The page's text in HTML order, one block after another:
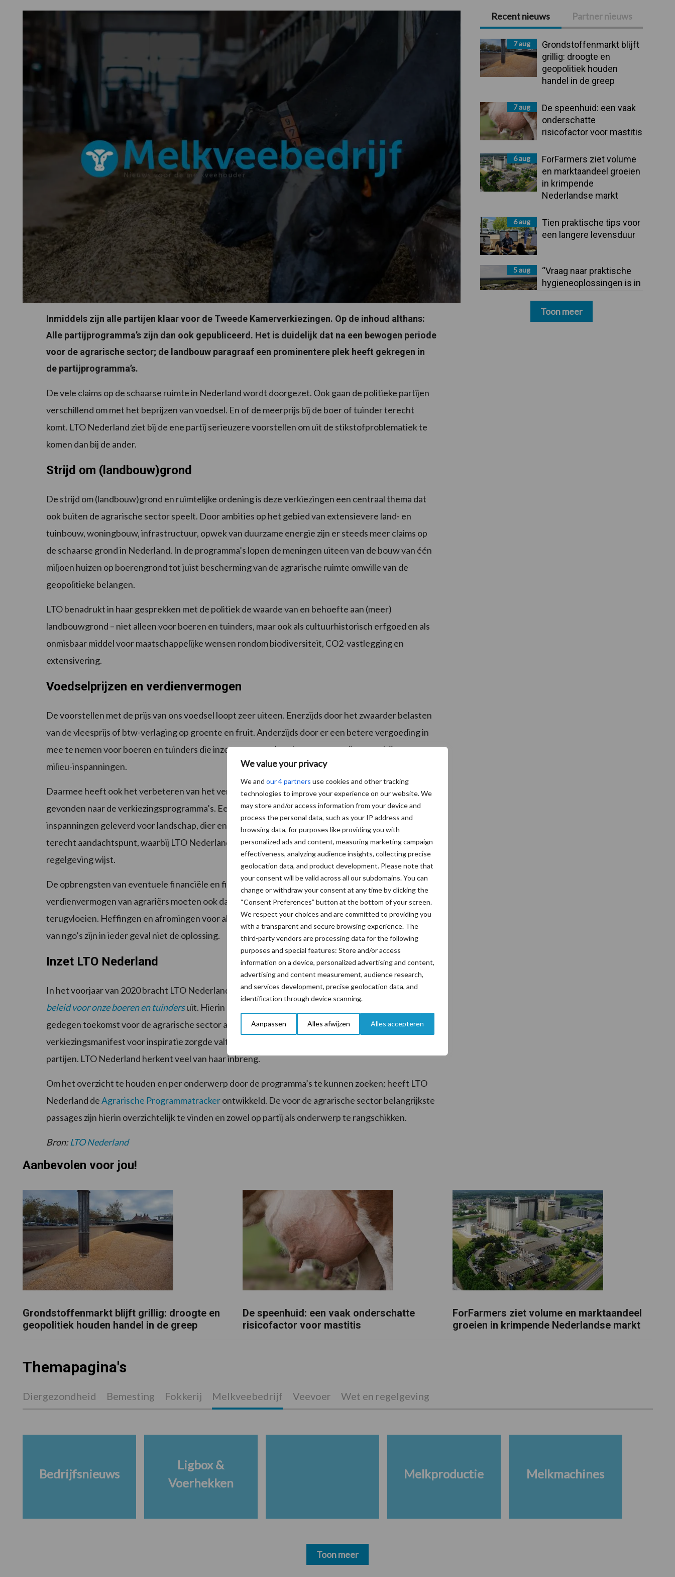
We value your privacy
We and our 4 partners use cookies and other tracking
technologies to improve your experience on our website. We
may store and/or access information from your device and
process the personal data, such as your IP address and
browsing data, for purposes like providing you with
personalized ads and content, measuring marketing campaign
effectiveness, analyzing audience insights, collecting precise
geolocation data, and product development. Please note that
your consent will be valid across all our subdomains. You can
change or withdraw your consent at any time by clicking the
“Consent Preferences” button at the bottom of your screen.
We respect your choices and are committed to providing you
with a transparent and secure browsing experience. The
third-party vendors are processing data for the following
purposes and special features: Store and/or access
information on a device, personalized advertising and content,
advertising and content measurement, audience research,
and services development, precise geolocation data, and
identification through device scanning.
Aanpassen Alles afwijzen Alles accepteren
Inmiddels zijn alle partijen klaar voor de Tweede Kamerverkiezingen. Op de inhoud althans:
Alle partijprogramma’s zijn dan ook gepubliceerd. Het is duidelijk dat na een bewogen periode
voor de agrarische sector; de landbouw paragraaf een prominentere plek heeft gekregen in
de partijprogramma’s.
De vele claims op de schaarse ruimte in Nederland wordt doorgezet. Ook gaan de politieke partijen
verschillend om met het beprijzen van voedsel. En of de meerprijs bij de boer of tuinder terecht
komt. LTO Nederland ziet bij de ene partij serieuzere voorstellen om uit de stikstofproblematiek te
komen dan bij de ander.
Strijd om (landbouw)grond
De strijd om (landbouw)grond en ruimtelijke ordening is deze verkiezingen een centraal thema dat
ook buiten de agrarische sector speelt. Door ambities op het gebied van extensievere land- en
tuinbouw, woningbouw, infrastructuur, opwek van duurzame energie zijn er steeds meer claims op
de schaarse grond in Nederland. In de programma’s lopen de meningen uiteen van de bouw van één
miljoen huizen op boerengrond tot juist bescherming van de agrarische ruimte omwille van de
geopolitieke belangen.
LTO benadrukt in haar gesprekken met de politiek de waarde van en behoefte aan (meer)
landbouwgrond – niet alleen voor boeren en tuinders, maar ook als cultuurhistorisch erfgoed en als
onmisbaar middel voor maatschappelijke wensen rondom biodiversiteit, CO2-vastlegging en
extensivering.
Voedselprijzen en verdienvermogen
De voorstellen met de prijs van ons voedsel loopt zeer uiteen. Enerzijds door het zwaarder belasten
van de vleesprijs of btw-verlaging op groente en fruit. Anderzijds door er een betere vergoeding in
mee te nemen voor boeren en tuinders die inzetten op werk maken van extra dierenwelzijn- en
milieu-inspanningen.
Daarmee heeft ook het verbeteren van het verdienvermogen van boeren en tuinders zijn weg
gevonden naar de verkiezingsprogramma’s. Een eerlijke prijs, met aanvullende vergoeding voor
inspanningen geleverd voor landschap, dier en natuur wordt van links tot rechts genoemd. Een
terecht aandachtspunt, waarbij LTO Nederland daarnaast zelf op de impact van kostenverhogende
regelgeving wijst.
De opbrengsten van eventuele financiële en fiscale instrumenten gericht op verduurzaming en
verdienvermogen van agrariërs moeten ook daadwerkelijk naar de sector, het boerenerf,
terugvloeien. Heffingen en afromingen voor algemene overheidsmiddelen of activistische ambities
van ngo’s zijn in ieder geval niet de oplossing.
Inzet LTO Nederland
In het voorjaar van 2020 bracht LTO Nederland het verkiezingsmanifestEen nieuwe kans voor goed
beleid voor onze boeren en tuindersuit. Hierin leverde LTO namens haar leden voorstellen voor een
gedegen toekomst voor de agrarische sector aan bij de politieke partijen. Dat het
verkiezingsmanifest voor inspiratie zorgde valt op te maken uit vele voorstellen van de politieke
partijen. LTO Nederland herkent veel van haar inbreng.
Om het overzicht te houden en per onderwerp door de programma’s te kunnen zoeken; heeft LTO
Nederland deAgrarische Programmatrackerontwikkeld. De voor de agrarische sector belangrijkste
passages zijn hierin overzichtelijk te vinden en zowel op partij als onderwerp te rangschikken.
Bron:LTO Nederland
Primaire
Sidebar
Recent nieuws Partner nieuws
7 aug
Grondstoffenmarkt blijft
grillig: droogte en
geopolitiek houden
handel in de greep
7 aug
De speenhuid: een vaak
onderschatte
risicofactor voor mastitis
6 aug
ForFarmers ziet volume
en marktaandeel groeien
in krimpende
Nederlandse markt
6 aug
Tien praktische tips voor
een langere levensduur
5 aug
“Vraag naar praktische
hygieneoplossingen is in
Toon meer
Aanbevolen voor jou!
Grondstoffenmarkt blijft grillig: droogte en
geopolitiek houden handel in de greep
De speenhuid: een vaak onderschatte
risicofactor voor mastitis
ForFarmers ziet volume en marktaandeel
groeien in krimpende Nederlandse markt
Themapagina's
Diergezondheid Bemesting Fokkerij Melkveebedrijf Veevoer Wet en regelgeving
Bedrijfsnieuws
Ligbox &
Voerhekken
Melkproductie Melkmachines
Toon meer